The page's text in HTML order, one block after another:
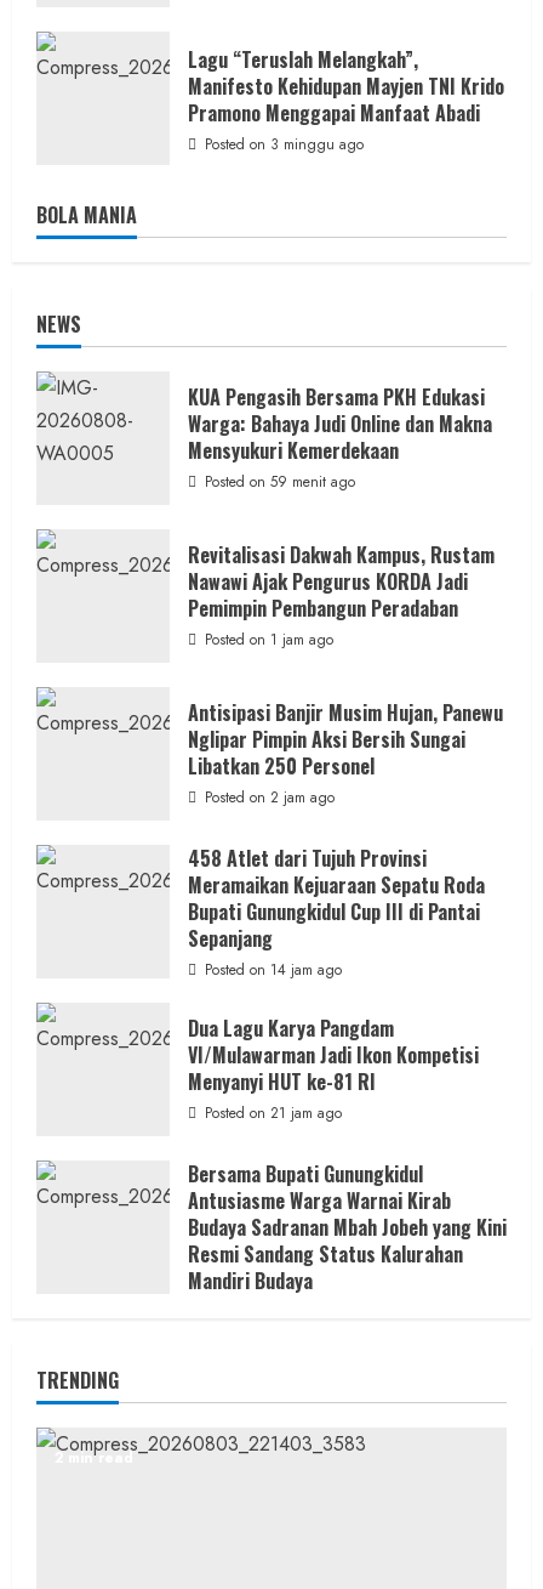
Lagu “Teruslah Melangkah”,
Manifesto Kehidupan Mayjen TNI Krido
Pramono Menggapai Manfaat Abadi
Posted on 3 minggu ago
BOLA MANIA
NEWS
KUA Pengasih Bersama PKH Edukasi
Warga: Bahaya Judi Online dan Makna
Mensyukuri Kemerdekaan
Posted on 59 menit ago
Revitalisasi Dakwah Kampus, Rustam
Nawawi Ajak Pengurus KORDA Jadi
Pemimpin Pembangun Peradaban
Posted on 1 jam ago
Antisipasi Banjir Musim Hujan, Panewu
Nglipar Pimpin Aksi Bersih Sungai
Libatkan 250 Personel
Posted on 2 jam ago
458 Atlet dari Tujuh Provinsi
Meramaikan Kejuaraan Sepatu Roda
Bupati Gunungkidul Cup III di Pantai
Sepanjang
Posted on 14 jam ago
Dua Lagu Karya Pangdam
VI/Mulawarman Jadi Ikon Kompetisi
Menyanyi HUT ke-81 RI
Posted on 21 jam ago
Bersama Bupati Gunungkidul
Antusiasme Warga Warnai Kirab
Budaya Sadranan Mbah Jobeh yang Kini
Resmi Sandang Status Kalurahan
Mandiri Budaya
TRENDING
2 min read